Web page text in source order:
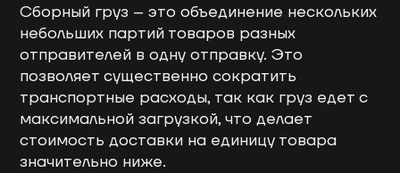
Сборный груз – это объединение нескольких
небольших партий товаров разных
отправителей в одну отправку. Это
позволяет существенно сократить
транспортные расходы, так как груз едет с
максимальной загрузкой, что делает
стоимость доставки на единицу товара
значительно ниже.